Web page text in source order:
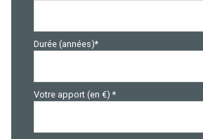
Durée (années)*
Votre apport (en €) *